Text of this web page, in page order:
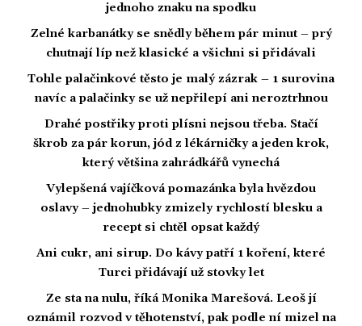
jednoho znaku na spodku
Zelné karbanátky se snědly během pár minut – prý
chutnají líp než klasické a všichni si přidávali
Tohle palačinkové těsto je malý zázrak – 1 surovina
navíc a palačinky se už nepřilepí ani neroztrhnou
Drahé postřiky proti plísni nejsou třeba. Stačí
škrob za pár korun, jód z lékárničky a jeden krok,
který většina zahrádkářů vynechá
Vylepšená vajíčková pomazánka byla hvězdou
oslavy – jednohubky zmizely rychlostí blesku a
recept si chtěl opsat každý
Ani cukr, ani sirup. Do kávy patří 1 koření, které
Turci přidávají už stovky let
Ze sta na nulu, říká Monika Marešová. Leoš jí
oznámil rozvod v těhotenství, pak podle ní mizel na